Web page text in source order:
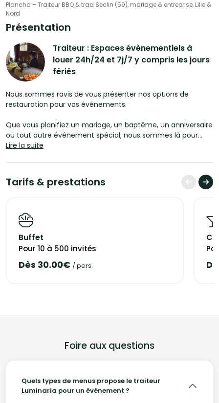
Plancha – Traiteur BBQ & trad Seclin (59), mariage & entreprise, Lille &
Nord
Présentation
Traiteur : Espaces évènementiels à
louer 24h/24 et 7j/7 y compris les jours
fériés
Nous sommes ravis de vous présenter nos options de
restauration pour vos événements.
Que vous planifiez un mariage, un baptême, un anniversaire
ou tout autre événement spécial, nous sommes là pour
vous offrir une expérience culinaire inoubliable. Que vous
chose de plus décontracté et ludique, notre équipe traiteur
est prête à vous offrir une sélection de plats exquis qui
raviront vos invités et créeront des souvenirs durables.
à explorer notre page dédiée aux services traiteur
professionnels. Là, vous trouverez une gamme complète
d'options adaptées à vos besoins spécifiques.
Devis sur simple demande.
N'hésitez pas à nous contacter pour discuter de vos besoins
spécifiques et découvrir comment nous pouvons rendre
Lire la suite
Tarifs & prestations
Buffet
Pour 10 à 500 invités
Dès 30.00€ / pers.
Foire aux questions
Quels types de menus propose le traiteur
Luminaria pour un événement ?